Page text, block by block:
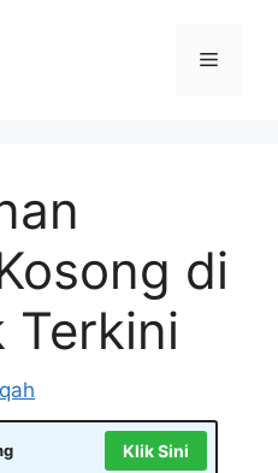
Menu
di
Terkini
Klik Sini